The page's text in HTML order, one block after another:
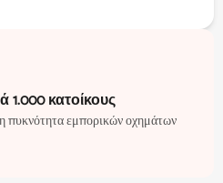
κατοίκους
πυκνότητα εμπορικών οχημάτων